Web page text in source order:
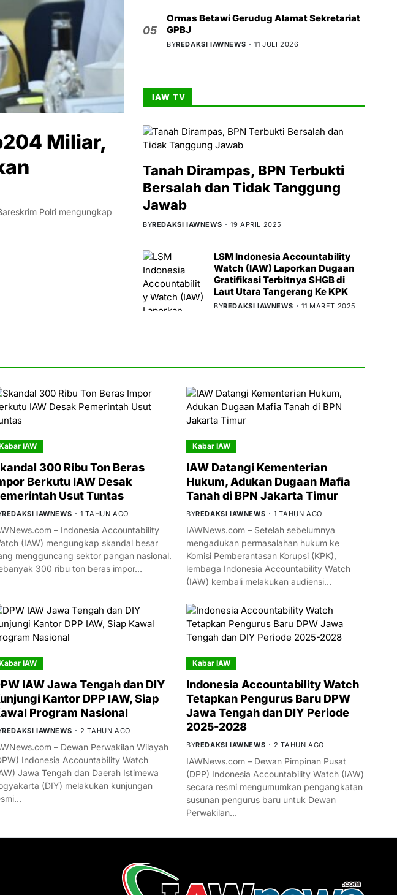
Miliar,
Polri mengungkap
05
Ormas Betawi Gerudug Alamat Sekretariat
GPBJ
BYREDAKSI IAWNEWS 11 JULI 2026
IAW TV
Tanah Dirampas, BPN Terbukti
Bersalah dan Tidak Tanggung
Jawab
BYREDAKSI IAWNEWS 19 APRIL 2025
LSM Indonesia Accountability
Watch (IAW) Laporkan Dugaan
Gratifikasi Terbitnya SHGB di
Laut Utara Tangerang Ke KPK
BYREDAKSI IAWNEWS 11 MARET 2025
IAW
300 Ribu Ton Beras
Berkutu IAW Desak
Usut Tuntas
REDAKSI IAWNEWS 1 TAHUN AGO
– Indonesia Accountability
(IAW) mengungkap skandal besar
mengguncang sektor pangan nasional.
300 ribu ton beras impor…
Kabar IAW
IAW Datangi Kementerian
Hukum, Adukan Dugaan Mafia
Tanah di BPN Jakarta Timur
BYREDAKSI IAWNEWS 1 TAHUN AGO
IAWNews.com – Setelah sebelumnya
mengadukan permasalahan hukum ke
Komisi Pemberantasan Korupsi (KPK),
lembaga Indonesia Accountability Watch
(IAW) kembali melakukan audiensi…
IAW
IAW Jawa Tengah dan DIY
Kantor DPP IAW, Siap
Program Nasional
REDAKSI IAWNEWS 2 TAHUN AGO
– Dewan Perwakilan Wilayah
Indonesia Accountability Watch
Jawa Tengah dan Daerah Istimewa
(DIY) melakukan kunjungan
Kabar IAW
Indonesia Accountability Watch
Tetapkan Pengurus Baru DPW
Jawa Tengah dan DIY Periode
2025-2028
BYREDAKSI IAWNEWS 2 TAHUN AGO
IAWNews.com – Dewan Pimpinan Pusat
(DPP) Indonesia Accountability Watch (IAW)
secara resmi mengumumkan pengangkatan
susunan pengurus baru untuk Dewan
Perwakilan…